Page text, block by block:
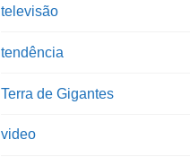
televisão
tendência
Terra de Gigantes
video